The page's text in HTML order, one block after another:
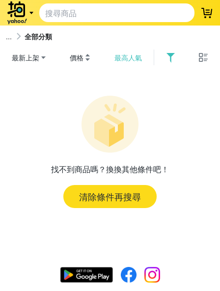
登
全部分類
最新上架 價格 最高人氣
找不到商品嗎？換換其他條件吧！
清除條件再搜尋